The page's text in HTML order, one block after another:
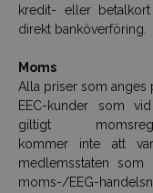
kredit- eller
direkt banköverföring.
Moms
Alla priser som anges
EEC-kunder som
giltigt
kommer inte att
medlemsstaten
moms-/EEG-